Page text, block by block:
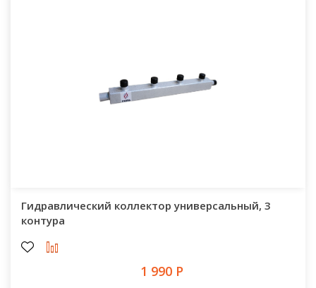
Гидравлический коллектор универсальный, 3
контура
1 990 Р